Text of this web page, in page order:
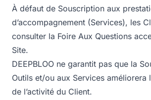
À défaut de Souscription aux
d’accompagnement (Services), les
consulter la Foire Aux Questions
Site.
DEEPBLOO ne garantit pas que la
Outils et/ou aux Services améliorera
de l’activité du Client.